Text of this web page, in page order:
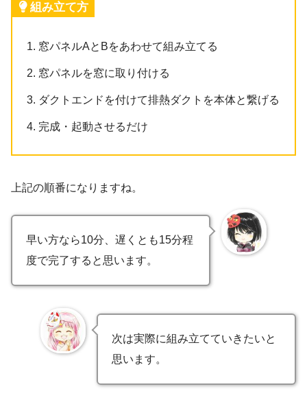
組み立て方
窓パネルAとBをあわせて組み立てる
窓パネルを窓に取り付ける
ダクトエンドを付けて排熱ダクトを本体と繋げる
完成・起動させるだけ
上記の順番になりますね。
早い方なら10分、遅くとも15分程
度で完了すると思います。
次は実際に組み立てていきたいと
思います。